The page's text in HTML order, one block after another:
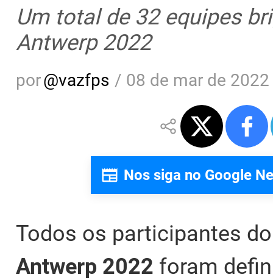
Um total de 32 equipes
Antwerp 2022
por@vazfps / 08 de mar de
Nos siga no Google
Todos os participantes
Antwerp 2022 foram